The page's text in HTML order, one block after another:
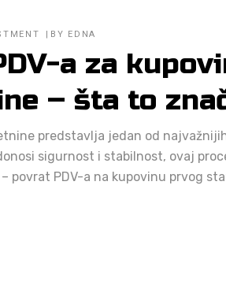
BY EDNA
a za
– šta to
predstavlja jedan od
sigurnost i stabilnost, ovaj
povrat PDV-a na kupovinu prvog